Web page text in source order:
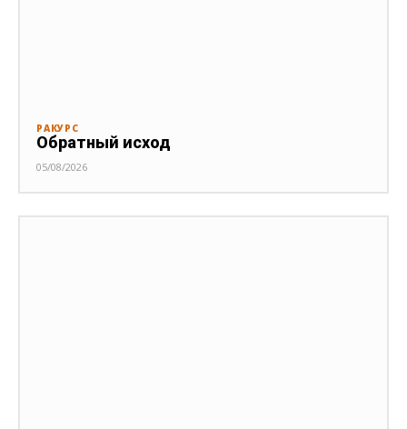
РАКУРС
Обратный исход
05/08/2026